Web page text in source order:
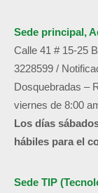
Sede principal,
Calle 41 # 15-25
3228599 /
Dosquebradas –
viernes de 8:00
Los días
hábiles para el
Sede TIP